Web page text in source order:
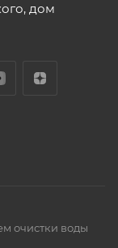
дом
очистки воды